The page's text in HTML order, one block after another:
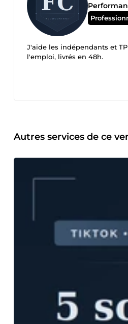
J'aide les indépendants et
l'emploi, livrés en 48h.
Autres services de ce